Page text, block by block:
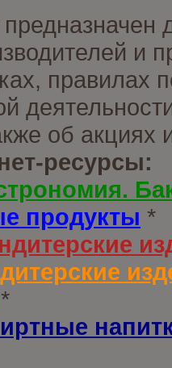
и
правилах
об
ресурсы:
продукты *
*